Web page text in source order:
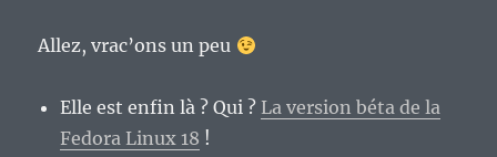
Allez, vrac’ons un peu
Elle est enfin là ? Qui ? La version béta de la
Fedora Linux 18 !